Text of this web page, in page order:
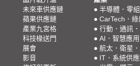
未來車供應鏈
蘋果供應鏈
產業九宮格
科技椽送門
展會
影音
● 半導體．零
● CarTech．綠
● 行動．通訊
● AI．智慧應
● 航太．衛星
● IT．系統供